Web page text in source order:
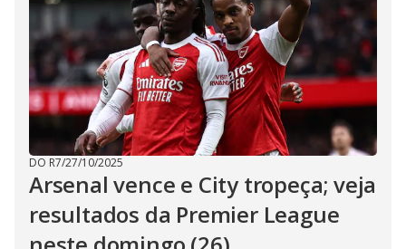
DO R7/27/10/2025
Arsenal vence e City tropeça; veja
resultados da Premier League